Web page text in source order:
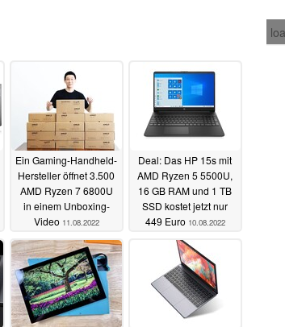
Ein Gaming-Handheld-
Hersteller öffnet 3.500
AMD Ryzen 7 6800U
in einem Unboxing-
Video 11.08.2022
Deal: Das HP 15s mit
AMD Ryzen 5 5500U,
16 GB RAM und 1 TB
SSD kostet jetzt nur
449 Euro 10.08.2022